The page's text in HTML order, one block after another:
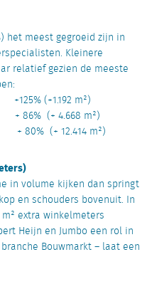
het meest gegroeid zijn in
Kleinere
relatief gezien de meeste
(+1.192 m²)
(+ 4.668 m²)
(+ 12.414 m²)
in volume kijken dan springt
en schouders bovenuit. In
extra winkelmeters
Heijn en Jumbo een rol in
Bouwmarkt – laat een